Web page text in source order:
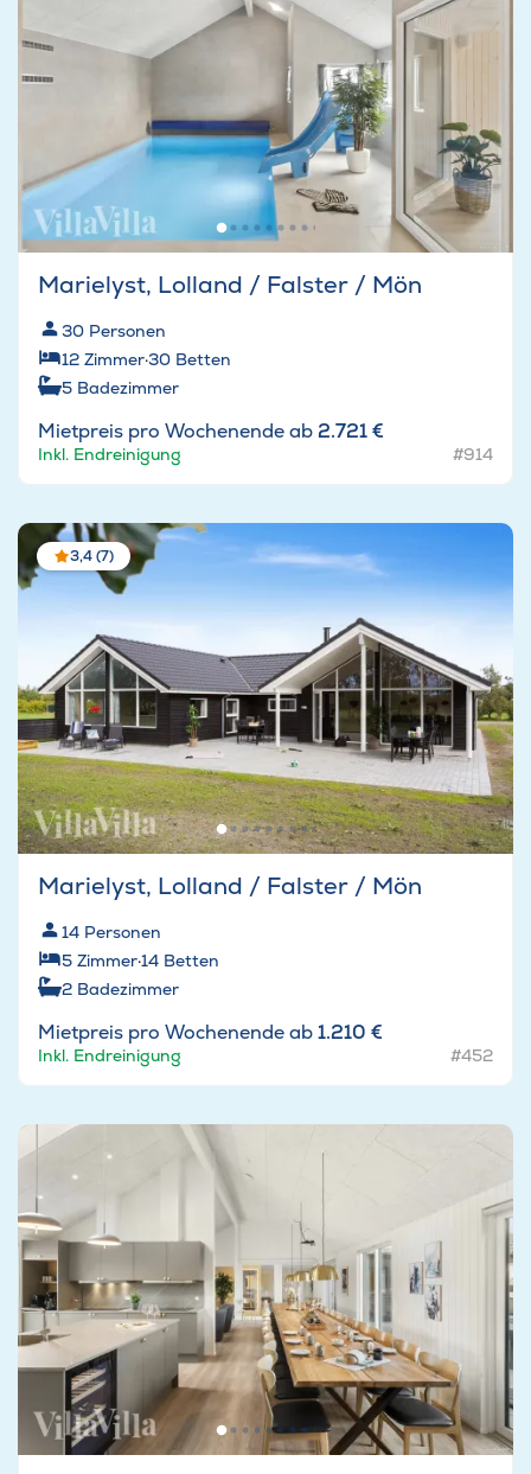
Marielyst, Lolland / Falster / Mön
30 Personen
12 Zimmer·30 Betten
5 Badezimmer
Mietpreis pro Wochenende ab 2.721 €
Inkl. Endreinigung #914
3,4 (7)
Marielyst, Lolland / Falster / Mön
14 Personen
5 Zimmer·14 Betten
2 Badezimmer
Mietpreis pro Wochenende ab1.210 €
Inkl. Endreinigung #452